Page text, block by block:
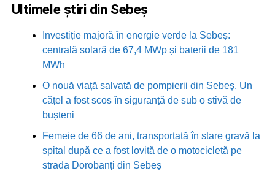
Ultimele știri din Sebeș
Investiție majoră în energie verde la Sebeș:
centrală solară de 67,4 MWp și baterii de 181
MWh
O nouă viață salvată de pompierii din Sebeș. Un
cățel a fost scos în siguranță de sub o stivă de
bușteni
Femeie de 66 de ani, transportată în stare gravă la
spital după ce a fost lovită de o motocicletă pe
strada Dorobanți din Sebeș